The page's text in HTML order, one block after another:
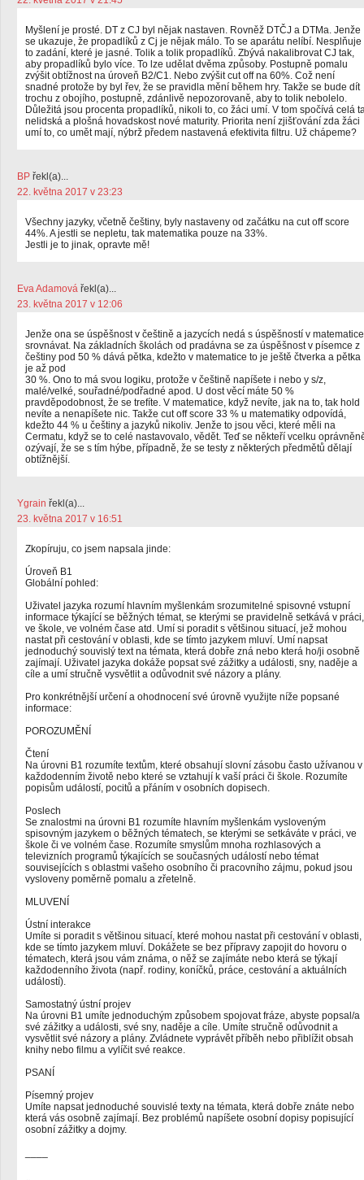
Myšlení je prosté. DT z CJ byl nějak nastaven. Rovněž DTČJ a DTMa. Jenže
se ukazuje, že propadlíků z Cj je nějak málo. To se aparátu nelíbí. Nesplňuje
to zadání, které je jasné. Tolik a tolik propadlíků. Zbývá nakalibrovat CJ tak,
aby propadlíků bylo více. To lze udělat dvěma způsoby. Postupně pomalu
zvýšit obtížnost na úroveň B2/C1. Nebo zvýšit cut off na 60%. Což není
snadné protože by byl řev, že se pravidla mění během hry. Takže se bude dít
trochu z obojího, postupně, zdánlivě nepozorovaně, aby to tolik nebolelo.
Důležitá jsou procenta propadlíků, nikoli to, co žáci umí. V tom spočívá celá
nelidská a plošná hovadskost nové maturity. Priorita není zjišťování zda žáci
umí to, co umět mají, nýbrž předem nastavená efektivita filtru. Už chápeme?
BP řekl(a)...
22. května 2017 v 23:23
Všechny jazyky, včetně češtiny, byly nastaveny od začátku na cut off score
44%. A jestli se nepletu, tak matematika pouze na 33%.
Jestli je to jinak, opravte mě!
Eva Adamová řekl(a)...
23. května 2017 v 12:06
Jenže ona se úspěšnost v češtině a jazycích nedá s úspěšností v matematice
srovnávat. Na základních školách od pradávna se za úspěšnost v písemce z
češtiny pod 50 % dává pětka, kdežto v matematice to je ještě čtverka a pětka
je až pod
30 %. Ono to má svou logiku, protože v češtině napíšete i nebo y s/z,
malé/velké, souřadné/podřadné apod. U dost věcí máte 50 %
pravděpodobnost, že se trefíte. V matematice, když nevíte, jak na to, tak hold
nevíte a nenapíšete nic. Takže cut off score 33 % u matematiky odpovídá,
kdežto 44 % u češtiny a jazyků nikoliv. Jenže to jsou věci, které měli na
Cermatu, když se to celé nastavovalo, vědět. Teď se někteří vcelku
ozývají, že se s tím hýbe, případně, že se testy z některých předmětů dělají
obtížnější.
Ygrain řekl(a)...
23. května 2017 v 16:51
Zkopíruju, co jsem napsala jinde:
Úroveň B1
Globální pohled:
Uživatel jazyka rozumí hlavním myšlenkám srozumitelné spisovné vstupní
informace týkající se běžných témat, se kterými se pravidelně setkává v práci,
ve škole, ve volném čase atd. Umí si poradit s většinou situací, jež mohou
nastat při cestování v oblasti, kde se tímto jazykem mluví. Umí napsat
jednoduchý souvislý text na témata, která dobře zná nebo která ho/ji osobně
zajímají. Uživatel jazyka dokáže popsat své zážitky a události, sny, naděje a
cíle a umí stručně vysvětlit a odůvodnit své názory a plány.
Pro konkrétnější určení a ohodnocení své úrovně využijte níže popsané
informace:
POROZUMĚNÍ
Čtení
Na úrovni B1 rozumíte textům, které obsahují slovní zásobu často užívanou v
každodenním životě nebo které se vztahují k vaší práci či škole. Rozumíte
popisům událostí, pocitů a přáním v osobních dopisech.
Poslech
Se znalostmi na úrovni B1 rozumíte hlavním myšlenkám vysloveným
spisovným jazykem o běžných tématech, se kterými se setkáváte v práci, ve
škole či ve volném čase. Rozumíte smyslům mnoha rozhlasových a
televizních programů týkajících se současných událostí nebo témat
souvisejících s oblastmi vašeho osobního či pracovního zájmu, pokud jsou
vysloveny poměrně pomalu a zřetelně.
MLUVENÍ
Ústní interakce
Umíte si poradit s většinou situací, které mohou nastat při cestování v oblasti,
kde se tímto jazykem mluví. Dokážete se bez přípravy zapojit do hovoru o
tématech, která jsou vám známa, o něž se zajímáte nebo která se týkají
každodenního života (např. rodiny, koníčků, práce, cestování a aktuálních
událostí).
Samostatný ústní projev
Na úrovni B1 umíte jednoduchým způsobem spojovat fráze, abyste popsal/a
své zážitky a události, své sny, naděje a cíle. Umíte stručně odůvodnit a
vysvětlit své názory a plány. Zvládnete vyprávět příběh nebo přiblížit obsah
knihy nebo filmu a vylíčit své reakce.
PSANÍ
Písemný projev
Umíte napsat jednoduché souvislé texty na témata, která dobře znáte nebo
která vás osobně zajímají. Bez problémů napíšete osobní dopisy popisující
osobní zážitky a dojmy.